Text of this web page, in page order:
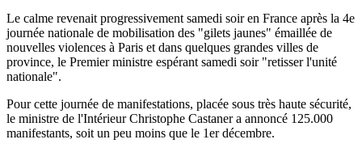
Le calme revenait progressivement samedi soir en France après la 4e
journée nationale de mobilisation des "gilets jaunes" émaillée de
nouvelles violences à Paris et dans quelques grandes villes de
province, le Premier ministre espérant samedi soir "retisser l'unité
nationale".
Pour cette journée de manifestations, placée sous très haute sécurité,
le ministre de l'Intérieur Christophe Castaner a annoncé 125.000
manifestants, soit un peu moins que le 1er décembre.